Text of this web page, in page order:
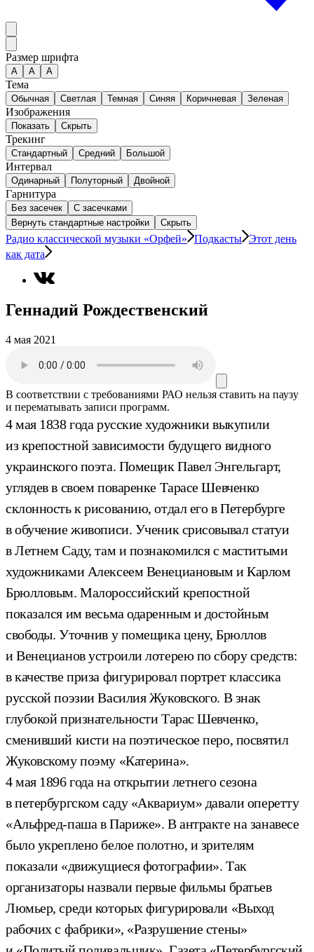
Размер шрифта
А A A
Тема
Обычная Светлая Темная Синяя Коричневая Зеленая
Изображения
Показать Скрыть
Трекинг
Стандартный Средний Большой
Интервал
Одинарный Полуторный Двойной
Гарнитура
Без засечек
С засечками
Вернуть стандартные настройки
Скрыть
Радио классической музыки «Орфей» Подкасты Этот день
как дата
Геннадий Рождественский
4 мая 2021
В соответствии с требованиями РАО нельзя ставить на паузу
и перематывать записи программ.
4 мая 1838 года русские художники выкупили
из крепостной зависимости будущего видного
украинского поэта. Помещик Павел Энгельгарт,
углядев в своем поваренке Тарасе Шевченко
склонность к рисованию, отдал его в Петербурге
в обучение живописи. Ученик срисовывал статуи
в Летнем Саду, там и познакомился с маститыми
художниками Алексеем Венециановым и Карлом
Брюлловым. Малороссийский крепостной
показался им весьма одаренным и достойным
свободы. Уточнив у помещика цену, Брюллов
и Венецианов устроили лотерею по сбору средств:
в качестве приза фигурировал портрет классика
русской поэзии Василия Жуковского. В знак
глубокой признательности Тарас Шевченко,
сменивший кисти на поэтическое перо, посвятил
Жуковскому поэму «Катерина».
4 мая 1896 года на открытии летнего сезона
в петербургском саду «Аквариум» давали оперетту
«Альфред-паша в Париже». В антракте на занавесе
было укреплено белое полотно, и зрителям
показали «движущиеся фотографии». Так
организаторы назвали первые фильмы братьев
Люмьер, среди которых фигурировали «Выход
рабочих с фабрики», «Разрушение стены»